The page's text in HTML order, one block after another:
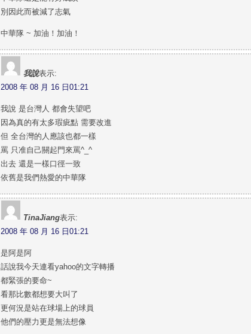
別因此而被減了志氣
中華隊 ~ 加油！加油！
我說表示:
2008 年 08 月 16 日01:21
我說 是台灣人 都會失望吧
因為真的有太多瑕疵點 需要改進
但 全台灣的人應該也都一樣
罵 只准自己關起門來罵^_^
出去 還是一樣口徑一致
依舊是我們熱愛的中華隊
TinaJiang表示:
2008 年 08 月 16 日01:21
是阿是阿
話說我今天連看yahoo的文字轉播
都緊張的要命~
看那比數都想要大叫了
更何況是站在球場上的球員
他們的壓力更是無法想像